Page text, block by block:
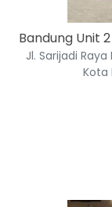
Bandung Unit 2
Jl. Sarijadi
Kota